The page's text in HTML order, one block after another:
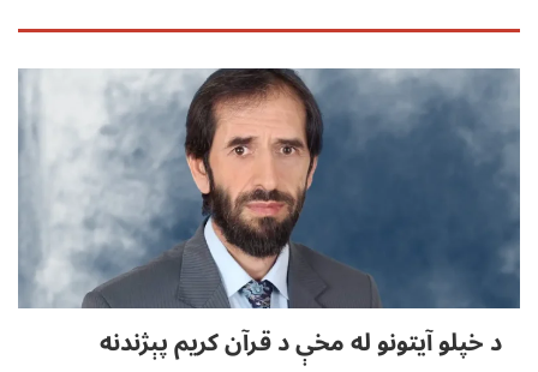
د خپلو آیتونو له مخې د قرآن کریم پېژندنه